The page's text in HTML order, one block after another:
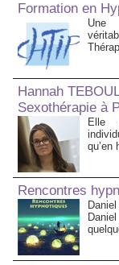
Formation en
Une
Hannah
Sexothérapie à
Elle
qu’en
Rencontres